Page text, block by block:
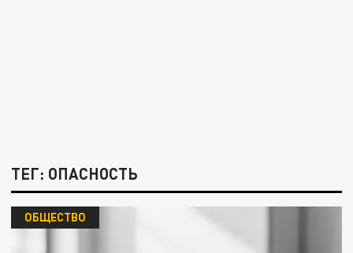
ТЕГ: ОПАСНОСТЬ
ОБЩЕСТВО